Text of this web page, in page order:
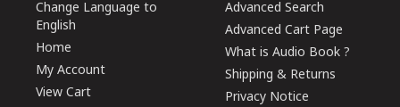
Change Language to
English
Home
My Account
View Cart
Advanced Search
Advanced Cart Page
What is Audio Book ?
Shipping & Returns
Privacy Notice